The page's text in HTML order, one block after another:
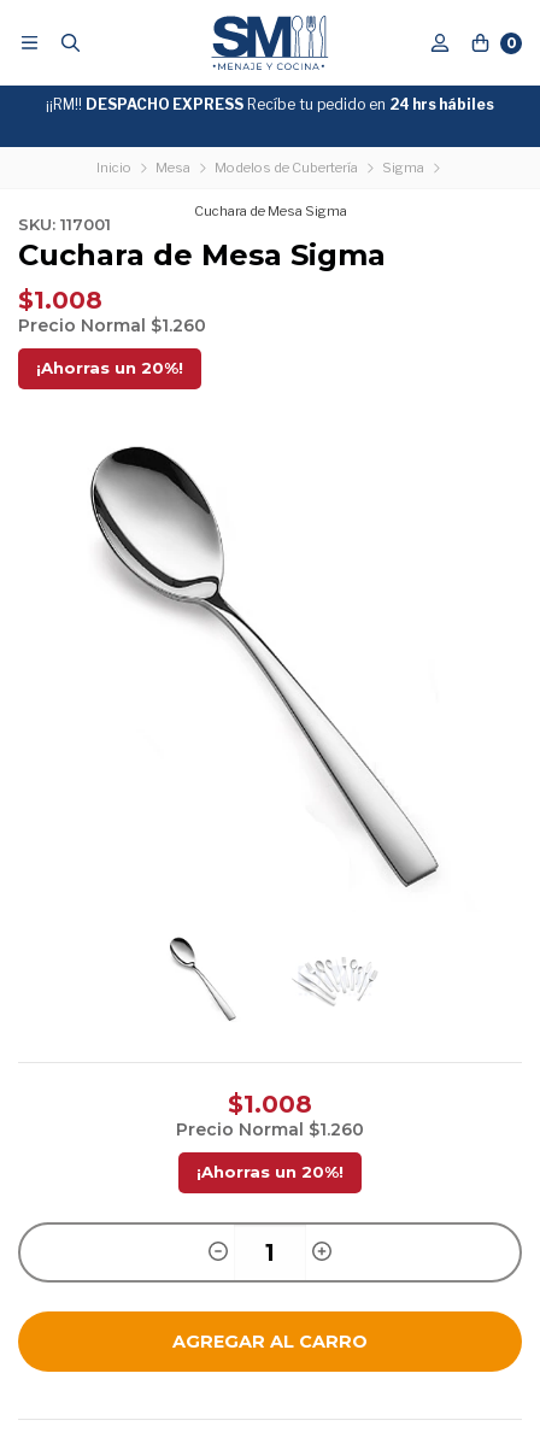
0
GRATIS
SOBRE
¡¡RM!! DESPACHO EXPRESS Recíbe tu pedido en 24 hrs hábiles
Inicio Mesa Modelos de Cubertería Sigma
Cuchara de Mesa Sigma
SKU: 117001
Cuchara de Mesa Sigma
$1.008
Precio Normal $1.260
¡Ahorras un 20%!
$1.008
Precio Normal $1.260
¡Ahorras un 20%!
AGREGAR AL CARRO